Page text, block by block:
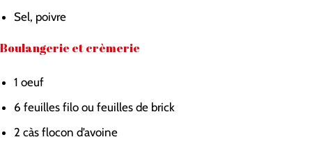
Sel, poivre
Boulangerie et crèmerie
1 oeuf
6 feuilles filo ou feuilles de brick
2 càs flocon d’avoine